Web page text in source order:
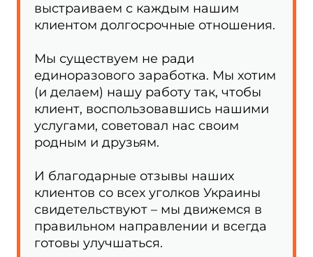
выстраиваем с каждым нашим
клиентом долгосрочные отношения.
Мы существуем не ради
единоразового заработка. Мы хотим
(и делаем) нашу работу так, чтобы
клиент, воспользовавшись нашими
услугами, советовал нас своим
родным и друзьям.
И благодарные отзывы наших
клиентов со всех уголков Украины
свидетельствуют – мы движемся в
правильном направлении и всегда
готовы улучшаться.